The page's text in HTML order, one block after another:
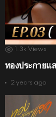
1.3k Views
ทองประกาย
2 years ago